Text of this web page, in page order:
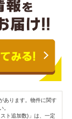
あります。物件に関す
。
ト追加数)」は、一定